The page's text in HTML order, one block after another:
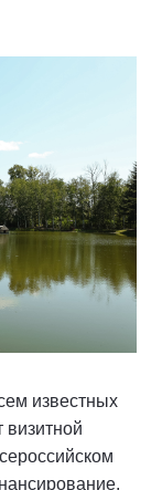
известных
визитной